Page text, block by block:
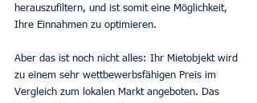
herauszufiltern, und ist somit eine Möglichkeit,
Ihre Einnahmen zu optimieren.
Aber das ist noch nicht alles: Ihr Mietobjekt wird
zu einem sehr wettbewerbsfähigen Preis im
Vergleich zum lokalen Markt angeboten. Das